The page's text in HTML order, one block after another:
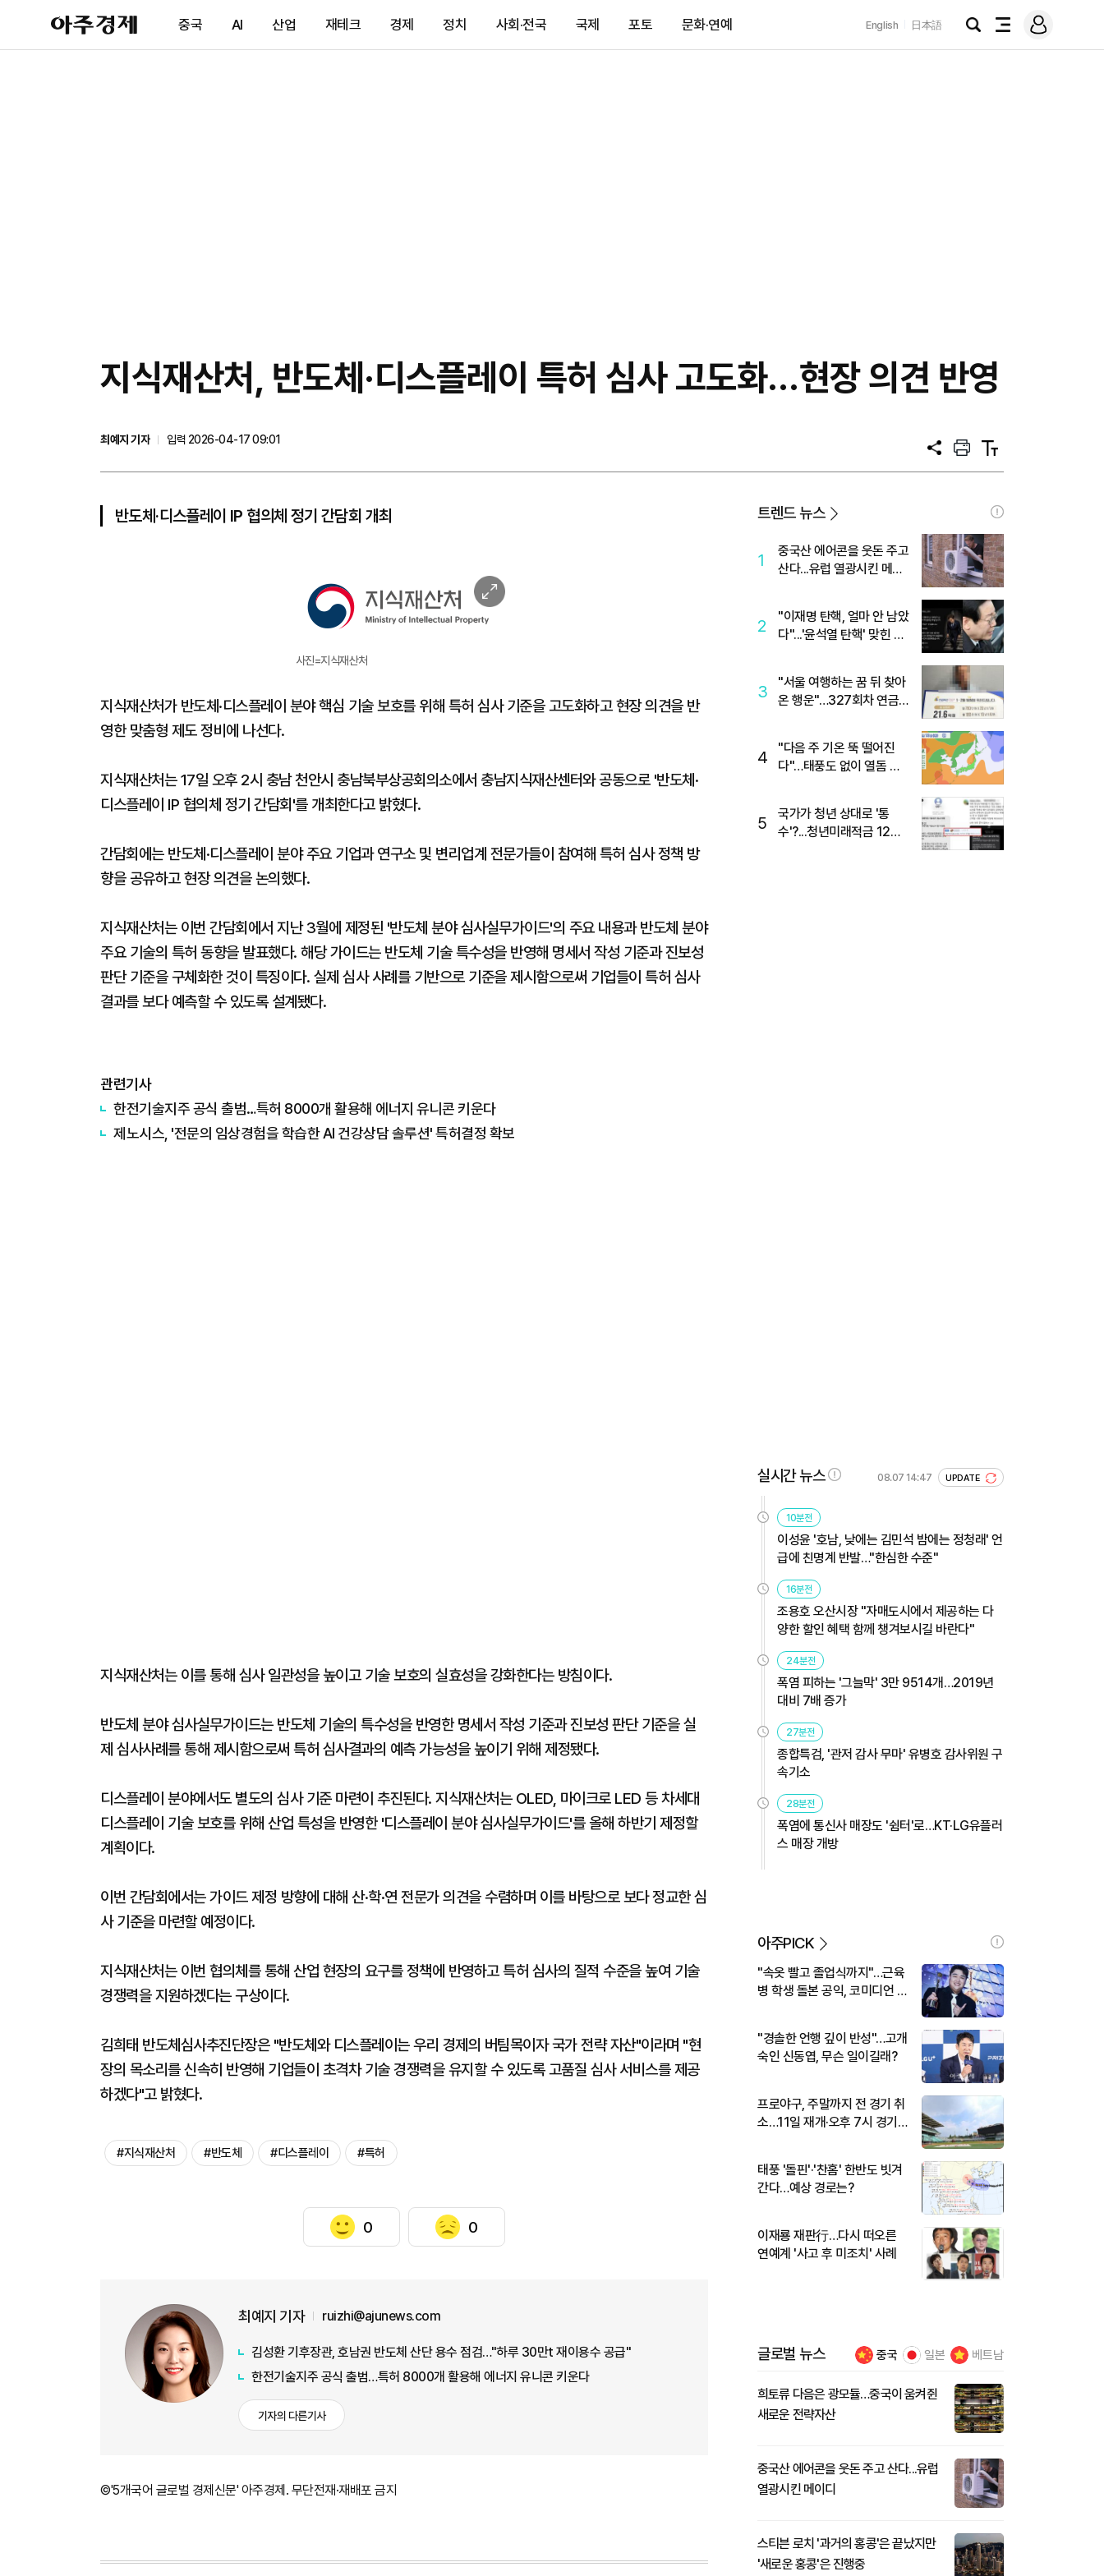
아
주
제
중국 AI 산업 재테크 경제 정치 사회·전국 국제 포토 문화·연예 English 日本語
검
전
메
그
지식재산처, 반도체·디스플레이 특허 심사 고도화…현장 의견 반영
최예지 기자
입력 2026-04-17 09:01
공
프
트
텍
트
반도체·디스플레이 IP 협의체 정기 간담회 개최
이
미
사진=지식재산처
지식재산처가 반도체·디스플레이 분야 핵심 기술 보호를 위해 특허 심사 기준을 고도화하고 현장 의견을 반
영한 맞춤형 제도 정비에 나선다.
지식재산처는 17일 오후 2시 충남 천안시 충남북부상공회의소에서 충남지식재산센터와 공동으로 '반도체·
디스플레이 IP 협의체 정기 간담회'를 개최한다고 밝혔다.
간담회에는 반도체·디스플레이 분야 주요 기업과 연구소 및 변리업계 전문가들이 참여해 특허 심사 정책 방
향을 공유하고 현장 의견을 논의했다.
지식재산처는 이번 간담회에서 지난 3월에 제정된 '반도체 분야 심사실무가이드'의 주요 내용과 반도체 분야
주요 기술의 특허 동향을 발표했다. 해당 가이드는 반도체 기술 특수성을 반영해 명세서 작성 기준과 진보성
판단 기준을 구체화한 것이 특징이다. 실제 심사 사례를 기반으로 기준을 제시함으로써 기업들이 특허 심사
결과를 보다 예측할 수 있도록 설계됐다.
관련기사
한전기술지주 공식 출범…특허 8000개 활용해 에너지 유니콘 키운다
제노시스, '전문의 임상경험을 학습한 AI 건강상담 솔루션' 특허결정 확보
지식재산처는 이를 통해 심사 일관성을 높이고 기술 보호의 실효성을 강화한다는 방침이다.
반도체 분야 심사실무가이드는 반도체 기술의 특수성을 반영한 명세서 작성 기준과 진보성 판단 기준을 실
제 심사사례를 통해 제시함으로써 특허 심사결과의 예측 가능성을 높이기 위해 제정됐다.
디스플레이 분야에서도 별도의 심사 기준 마련이 추진된다. 지식재산처는 OLED, 마이크로 LED 등 차세대
디스플레이 기술 보호를 위해 산업 특성을 반영한 '디스플레이 분야 심사실무가이드'를 올해 하반기 제정할
계획이다.
이번 간담회에서는 가이드 제정 방향에 대해 산·학·연 전문가 의견을 수렴하며 이를 바탕으로 보다 정교한 심
사 기준을 마련할 예정이다.
지식재산처는 이번 협의체를 통해 산업 현장의 요구를 정책에 반영하고 특허 심사의 질적 수준을 높여 기술
경쟁력을 지원하겠다는 구상이다.
김희태 반도체심사추진단장은 "반도체와 디스플레이는 우리 경제의 버팀목이자 국가 전략 자산"이라며 "현
장의 목소리를 신속히 반영해 기업들이 초격차 기술 경쟁력을 유지할 수 있도록 고품질 심사 서비스를 제공
하겠다"고 밝혔다.
#지식재산처 #반도체 #디스플레이 #특허
0 0
최예지 기자 ruizhi@ajunews.com
김성환 기후장관, 호남권 반도체 산단 용수 점검…"하루 30만t 재이용수 공급"
한전기술지주 공식 출범…특허 8000개 활용해 에너지 유니콘 키운다
기자의 다른기사
©'5개국어 글로벌 경제신문' 아주경제. 무단전재·재배포 금지
트렌드 뉴스
1
중국산 에어콘을 웃돈 주고
산다...유럽 열광시킨 메이
2
"이재명 탄핵, 얼마 안 남았
다"...'윤석열 탄핵' 맞힌 무
3
"서울 여행하는 꿈 뒤 찾아
온 행운"…327회차 연금
4
"다음 주 기온 뚝 떨어진
다"…태풍도 없이 열돔 박
5
국가가 청년 상대로 '통
수'?...청년미래적금 12%
실시간 뉴스 08.07 14:47 UPDATE
10분전
이성윤 '호남, 낮에는 김민석 밤에는 정청래' 언
급에 친명계 반발…"한심한 수준"
16분전
조용호 오산시장 "자매도시에서 제공하는 다
양한 할인 혜택 함께 챙겨보시길 바란다"
24분전
폭염 피하는 '그늘막' 3만 9514개…2019년
대비 7배 증가
27분전
종합특검, '관저 감사 무마' 유병호 감사위원 구
속기소
28분전
폭염에 통신사 매장도 '쉼터'로…KT·LG유플러
스 매장 개방
아주PICK
"속옷 빨고 졸업식까지"…근육
병 학생 돌본 공익, 코미디언 김
"경솔한 언행 깊이 반성"…고개
숙인 신동엽, 무슨 일이길래?
프로야구, 주말까지 전 경기 취
소…11일 재개·오후 7시 경기
태풍 '돌핀'·'찬홈' 한반도 빗겨
간다…예상 경로는?
이재룡 재판行…다시 떠오른
연예계 '사고 후 미조치' 사례
글로벌 뉴스 중국 일본 베트남
희토류 다음은 광모듈…중국이 움켜쥔
새로운 전략자산
중국산 에어콘을 웃돈 주고 산다...유럽
열광시킨 메이디
스티븐 로치 '과거의 홍콩'은 끝났지만
'새로운 홍콩'은 진행중